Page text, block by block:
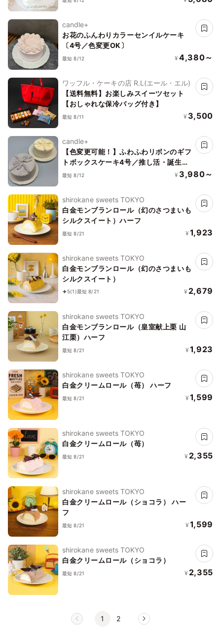
ー
candle+
お花のふんわりカラーセンイルケーキ
〔4号／色変更OK〕
最短 8/12 ¥ 4,380～
ワッフル・ケーキの店 R.L(エール・エル)
【送料無料】お楽しみスイーツセット
【おしゃれな保冷バッグ付き】
最短 8/11 ¥ 3,500
candle+
【色変更可能！】ふわふわリボンのギフ
トボックスケーキ4号／推し活・誕生
日・記念日にぴったり！シンプルで上品
最短 8/12 ¥ 3,980～
shirokane sweets TOKYO
白金モンブランロール（幻のさつまいも
シルクスイート）ハーフ
最短 8/21 ¥ 1,923
shirokane sweets TOKYO
白金モンブランロール（幻のさつまいも
シルクスイート）
5(1)最短 8/21 ¥ 2,679
shirokane sweets TOKYO
白金モンブランロール（皇室献上栗 山
江栗）ハーフ
最短 8/21 ¥ 1,923
shirokane sweets TOKYO
白金クリームロール（苺） ハーフ
最短 8/21 ¥ 1,599
shirokane sweets TOKYO
白金クリームロール（苺）
最短 8/21 ¥ 2,355
shirokane sweets TOKYO
白金クリームロール（ショコラ） ハー
フ
最短 8/21 ¥ 1,599
shirokane sweets TOKYO
白金クリームロール（ショコラ）
最短 8/21 ¥ 2,355
1 2